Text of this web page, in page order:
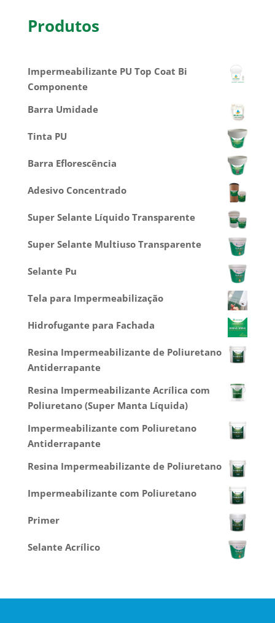
Produtos
Impermeabilizante PU Top Coat Bi
Componente
Barra Umidade
Tinta PU
Barra Eflorescência
Adesivo Concentrado
Super Selante Líquido Transparente
Super Selante Multiuso Transparente
Selante Pu
Tela para Impermeabilização
Hidrofugante para Fachada
Resina Impermeabilizante de Poliuretano
Antiderrapante
Resina Impermeabilizante Acrílica com
Poliuretano (Super Manta Líquida)
Impermeabilizante com Poliuretano
Antiderrapante
Resina Impermeabilizante de Poliuretano
Impermeabilizante com Poliuretano
Primer
Selante Acrílico